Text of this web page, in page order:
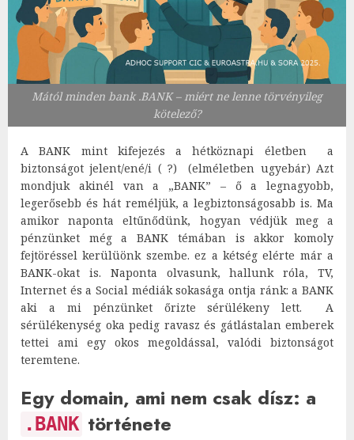
Mától minden bank .BANK – miért ne lenne törvényileg
kötelező?
A BANK mint kifejezés a hétköznapi életben a
biztonságot jelent/ené/i ( ?) (elméletben ugyebár) Azt
mondjuk akinél van a „BANK” – ő a legnagyobb,
legerősebb és hát reméljük, a legbiztonságosabb is. Ma
amikor naponta eltűnődünk, hogyan védjük meg a
pénzünket még a BANK témában is akkor komoly
fejtöréssel kerülüönk szembe. ez a kétség elérte már a
BANK-okat is. Naponta olvasunk, hallunk róla, TV,
Internet és a Social médiák sokasága ontja ránk: a BANK
aki a mi pénzünket őrizte sérülékeny lett. A
sérülékenység oka pedig ravasz és gátlástalan emberek
tettei ami egy okos megoldással, valódi biztonságot
teremtene.
Egy domain, ami nem csak dísz: a
.BANK története